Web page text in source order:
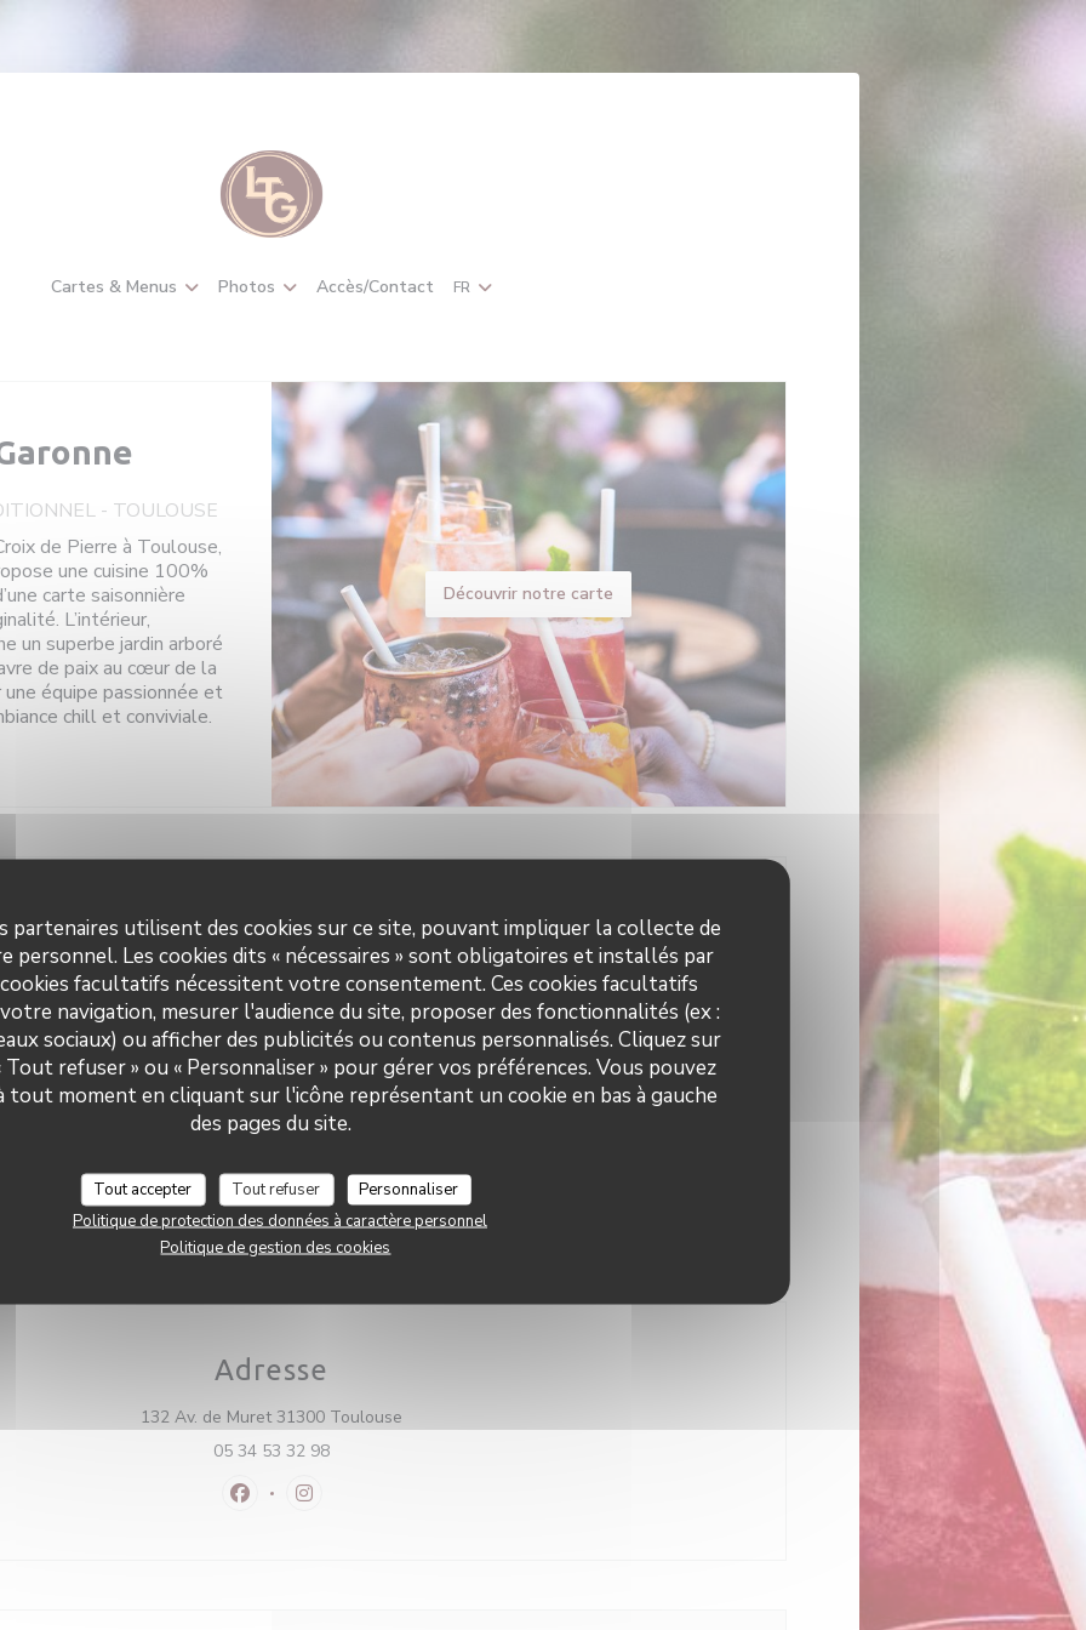
partenaires utilisent des cookies sur ce site, pouvant impliquer la collecte de
personnel. Les cookies dits « nécessaires » sont obligatoires et installés par
facultatifs nécessitent votre consentement. Ces cookies facultatifs
navigation, mesurer l'audience du site, proposer des fonctionnalités (ex :
sociaux) ou afficher des publicités ou contenus personnalisés. Cliquez sur
Tout refuser » ou « Personnaliser » pour gérer vos préférences. Vous pouvez
tout moment en cliquant sur l'icône représentant un cookie en bas à gauche
des pages du site.
Tout accepter Tout refuser
Personnaliser
Politique de protection des données à caractère personnel
Politique de gestion des cookies
Cartes & Menus Photos Accès/Contact FR
- TOULOUSE
de Pierre à Toulouse,
une cuisine 100%
carte saisonnière
L’intérieur,
un superbe jardin arboré
de paix au cœur de la
équipe passionnée et
chill et conviviale.
Découvrir notre carte
Italienne, Traditionnel,
restaurant
Traditionnel
Accès aux personnes à
Accès Wifi
Horaires
Lundi Fermé
Mar-Sam 12h00 - 23h00
Dimanche 11h00 - 16h00
Adresse
132 Av. de Muret 31300 Toulouse
05 34 53 32 98
Facebook ((ouvre une nouvelle fenêtre))
Instagram ((ouvre une nouvelle fenêtre))